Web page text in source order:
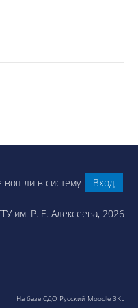
вошли в систему Вход
им. Р. Е. Алексеева, 2026
На базе СДО Русский Moodle 3KL